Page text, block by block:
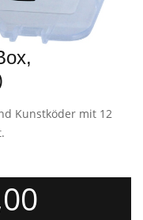
Kunstköder mit 12